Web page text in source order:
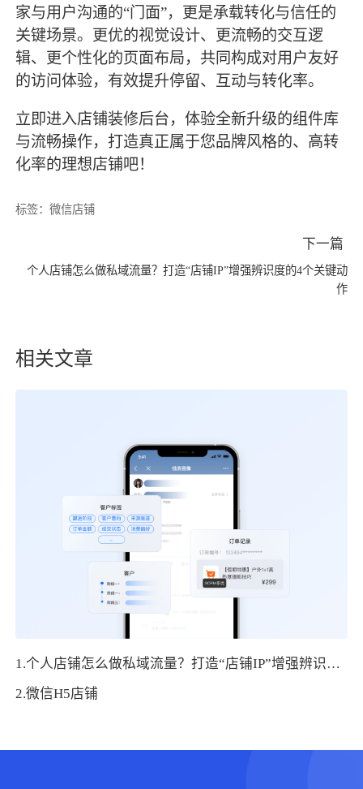
家与用户沟通的“门面”，更是承载转化与信任的
关键场景。更优的视觉设计、更流畅的交互逻
辑、更个性化的页面布局，共同构成对用户友好
的访问体验，有效提升停留、互动与转化率。
立即进入店铺装修后台，体验全新升级的组件库
与流畅操作，打造真正属于您品牌风格的、高转
化率的理想店铺吧！
标签：微信店铺
下一篇
个人店铺怎么做私域流量？打造“店铺IP”增强辨识度的4个关键动
作
相关文章
1.个人店铺怎么做私域流量？打造“店铺IP”增强辨识度的4个关键动作
2.微信H5店铺